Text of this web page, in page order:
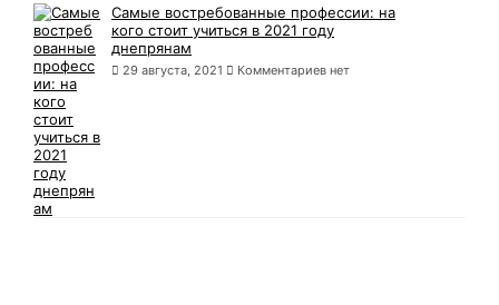
Самые востребованные профессии: на
кого стоит учиться в 2021 году
днепрянам
29 августа, 2021 Комментариев нет